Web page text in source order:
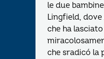
le due
Lingfield,
che ha
che sradicó la